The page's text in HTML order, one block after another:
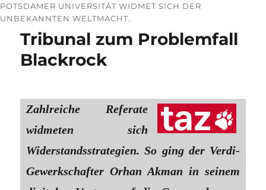
POTSDAMER UNIVERSITÄT WIDMET SICH DER
UNBEKANNTEN WELTMACHT.
Tribunal zum Problemfall
Blackrock
Zahlreiche Referate
widmeten sich
Widerstandsstrategien. So ging der Verdi-
Gewerkschafter Orhan Akman in seinem